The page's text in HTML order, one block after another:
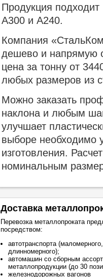
Продукция
А300 и А240.
Компания
дешево и напрямую
цена за тонну от
любых размеров из
Можно заказать
наклона и любым
улучшает
выборе необходимо
изготовления.
номинальным
Доставка
Перевозка металлопроката
посредством:
автотранспорта (маломерного,
длинномерного);
автомашин со сборным
металлопродукции (до 30
железнодорожных вагонов